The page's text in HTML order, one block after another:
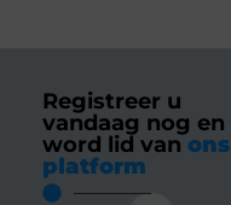
Registreer u
vandaag nog en
word lid van ons
platform